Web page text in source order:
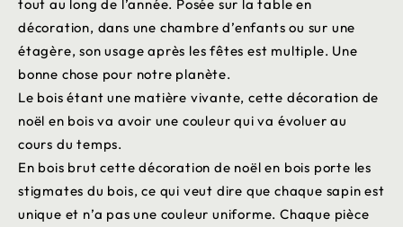
tout au long de l’année. Posée sur la table en
décoration, dans une chambre d’enfants ou sur une
étagère, son usage après les fêtes est multiple. Une
bonne chose pour notre planète.
Le bois étant une matière vivante, cette décoration de
noël en bois va avoir une couleur qui va évoluer au
cours du temps.
En bois brut cette décoration de noël en bois porte les
stigmates du bois, ce qui veut dire que chaque sapin est
unique et n’a pas une couleur uniforme. Chaque pièce